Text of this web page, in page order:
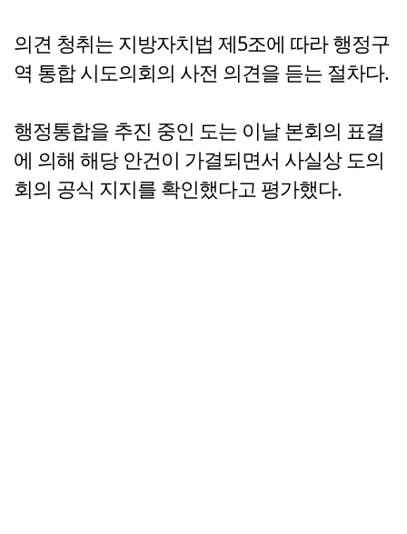
의견 청취는 지방자치법 제5조에 따라 행정구
역 통합 시도의회의 사전 의견을 듣는 절차다.
행정통합을 추진 중인 도는 이날 본회의 표결
에 의해 해당 안건이 가결되면서 사실상 도의
회의 공식 지지를 확인했다고 평가했다.